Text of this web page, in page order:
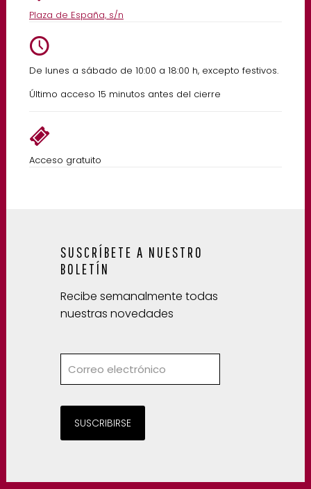
Plaza de España, s/n
De lunes a sábado de 10:00 a 18:00 h, excepto festivos.
Último acceso 15 minutos antes del cierre
Acceso gratuito
SUSCRÍBETE A NUESTRO
BOLETÍN
Recibe semanalmente todas
nuestras novedades
SUSCRIBIRSE